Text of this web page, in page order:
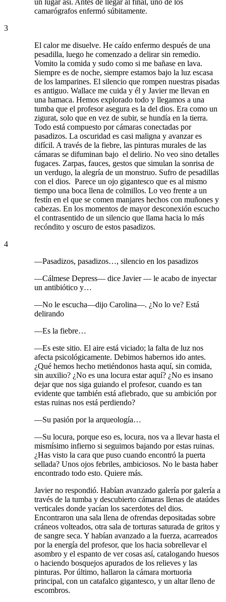
un lugar así. Antes de llegar al final, uno de los
camarógrafos enfermó súbitamente.
3
El calor me disuelve. He caído enfermo después de una
pesadilla, luego he comenzado a delirar sin remedio.
Vomito la comida y sudo como si me bañase en lava.
Siempre es de noche, siempre estamos bajo la luz escasa
de los lamparines. El silencio que rompen nuestras pisadas
es antiguo. Wallace me cuida y él y Javier me llevan en
una hamaca. Hemos explorado todo y llegamos a una
tumba que el profesor asegura es la del dios. Era como un
zigurat, solo que en vez de subir, se hundía en la tierra.
Todo está compuesto por cámaras conectadas por
pasadizos. La oscuridad es casi maligna y avanzar es
difícil. A través de la fiebre, las pinturas murales de las
cámaras se difuminan bajo el delirio. No veo sino detalles
fugaces. Zarpas, fauces, gestos que simulan la sonrisa de
un verdugo, la alegría de un monstruo. Sufro de pesadillas
con el dios. Parece un ojo gigantesco que es al mismo
tiempo una boca llena de colmillos. Lo veo frente a un
festín en el que se comen manjares hechos con muñones y
cabezas. En los momentos de mayor desconexión escucho
el contrasentido de un silencio que llama hacia lo más
recóndito y oscuro de estos pasadizos.
4
—Pasadizos, pasadizos…, silencio en los pasadizos
—Cálmese Depress— dice Javier — le acabo de inyectar
un antibiótico y…
—No le escucha—dijo Carolina­—. ¿No lo ve? Está
delirando
—Es la fiebre…
—Es este sitio. El aire está viciado; la falta de luz nos
afecta psicológicamente. Debimos habernos ido antes.
¿Qué hemos hecho metiéndonos hasta aquí, sin comida,
sin auxilio? ¿No es una locura estar aquí? ¿No es insano
dejar que nos siga guiando el profesor, cuando es tan
evidente que también está afiebrado, que su ambición por
estas ruinas nos está perdiendo?
—Su pasión por la arqueología…
—Su locura, porque eso es, locura, nos va a llevar hasta el
mismísimo infierno si seguimos bajando por estas ruinas.
¿Has visto la cara que puso cuando encontró la puerta
sellada? Unos ojos febriles, ambiciosos. No le basta haber
encontrado todo esto. Quiere más.
Javier no respondió. Habían avanzado galería por galería a
través de la tumba y descubierto cámaras llenas de ataúdes
verticales donde yacían los sacerdotes del dios.
Encontraron una sala llena de ofrendas depositadas sobre
cráneos volteados, otra sala de torturas saturada de gritos y
de sangre seca. Y habían avanzado a la fuerza, acarreados
por la energía del profesor, que los hacia sobrellevar el
asombro y el espanto de ver cosas así, catalogando huesos
o haciendo bosquejos apurados de los relieves y las
pinturas. Por último, hallaron la cámara mortuoria
principal, con un catafalco gigantesco, y un altar lleno de
escombros.